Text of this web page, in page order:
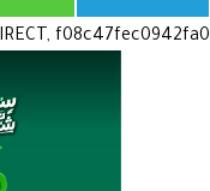
f08c47fec0942fa0